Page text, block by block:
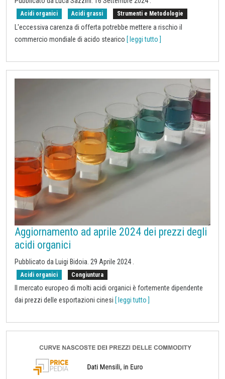
Acidi organici Acidi grassi Strumenti e Metodologie
L'eccessiva carenza di offerta potrebbe mettere a rischio il
commercio mondiale di acido stearico [ leggi tutto ]
Aggiornamento ad aprile 2024 dei prezzi degli
acidi organici
Pubblicato da Luigi Bidoia. 29 Aprile 2024
Acidi organici Congiuntura
Il mercato europeo di molti acidi organici è fortemente dipendente
dai prezzi delle esportazioni cinesi [ leggi tutto ]